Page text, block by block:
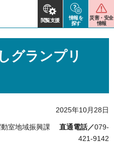
閲覧支援
情報を
探す
災害・安全
情報
グランプリ
2025年10月28日
動室地域振興課 直通電話／079-
421-9142